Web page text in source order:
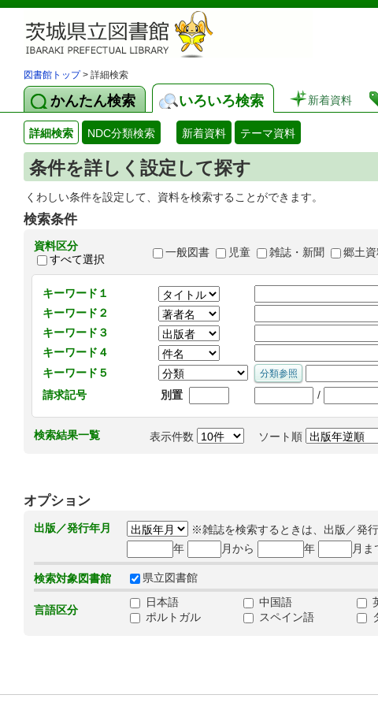
図書館トップ> 詳細検索
かんたん検索 いろいろ検索 新着資料
詳細検索 NDC分類検索 新着資料 テーマ資料
条件を詳しく設定して探す
くわしい条件を設定して、資料を検索することができます。
検索条件
資料区分
すべて選択
一般図書 児童 雑誌・新聞 郷土
キーワード１
キーワード２
キーワード３
キーワード４
キーワード５
請求記号
別置 /
検索結果一覧 表示件数 ソート順
オプション
出版／発行年月
※雑誌を検索するときは、出版／発
年
月から 年 月ま
検索対象図書館 県立図書館
言語区分
日本語 中国語
ポルトガル
スペイン語